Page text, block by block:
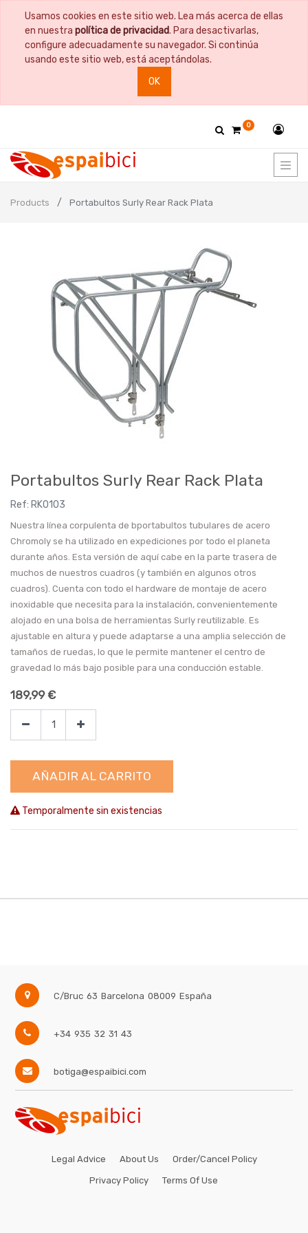
Usamos cookies en este sitio web. Lea más acerca de ellas
en nuestra política de privacidad. Para desactivarlas,
configure adecuadamente su navegador. Si continúa
usando este sitio web, está aceptándolas.
OK
0
Products Portabultos Surly Rear Rack Plata
Portabultos Surly Rear Rack Plata
Ref: RK0103
Nuestra línea corpulenta de bportabultos tubulares de acero
Chromoly se ha utilizado en expediciones por todo el planeta
durante años. Esta versión de aquí cabe en la parte trasera de
muchos de nuestros cuadros (y también en algunos otros
cuadros). Cuenta con todo el hardware de montaje de acero
inoxidable que necesita para la instalación, convenientemente
alojado en una bolsa de herramientas Surly reutilizable. Es
ajustable en altura y puede adaptarse a una amplia selección de
tamaños de ruedas, lo que le permite mantener el centro de
gravedad lo más bajo posible para una conducción estable.
189,99€
AÑADIR AL CARRITO
Temporalmente sin existencias
C/Bruc 63 Barcelona 08009 España
+34 935 32 31 43
botiga@espaibici.com
Legal Advice About Us Order/Cancel Policy
Privacy Policy Terms Of Use